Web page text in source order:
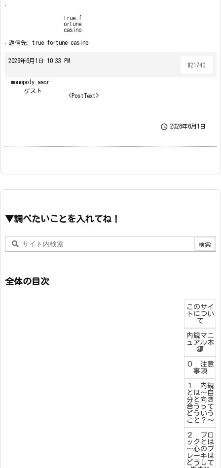
›
true f
ortune
casino
› 返信先: true fortune casino
2026年6月1日 10:33 PM
#21740
monopoly_aaor
ゲスト
<PostText>
 2026年6月1日
▼調べたいことを入れてね！
全体の目次
このサイ
トについ
て
内観マニ
ュアル本
編
０ 注意
事項
１ 内観
とは～自
分と向き
合うって
どういう
こと？～
２ ブロ
ックとは
～心のブ
レーキは
どうして